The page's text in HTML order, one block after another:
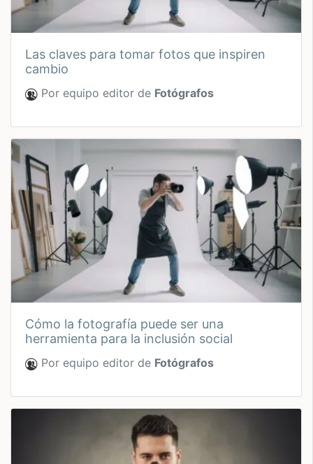
las claves para tomar fotos que inspiren
cambio
Por equipo editor de Fotógrafos
cómo la fotografía puede ser una
herramienta para la inclusión social
Por equipo editor de Fotógrafos